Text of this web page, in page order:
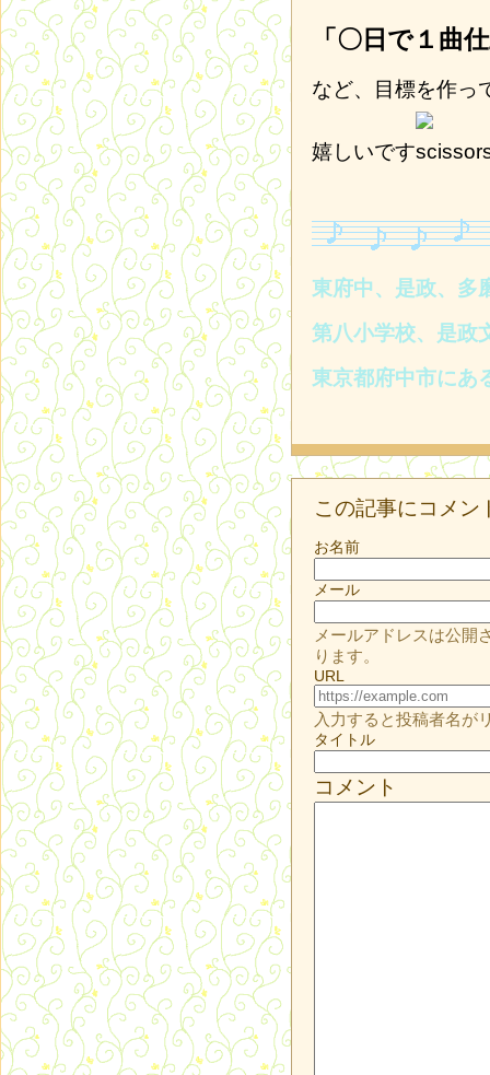
「〇日で１曲
など、目標を作っ
嬉しいです
東府中、是政、多
第八小学校、是政
東京都府中市にあ
この記事にコメン
お名前
メール
メールアドレスは公開
ります。
URL
入力すると投稿者名が
タイトル
コメント